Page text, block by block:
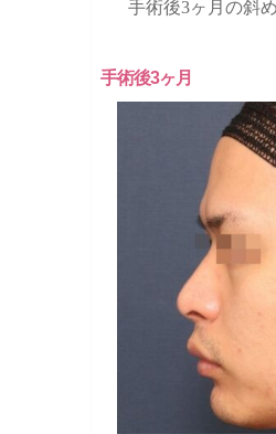
手術後3ヶ月の斜
手術後3ヶ月